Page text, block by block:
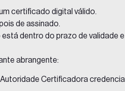
certificado digital válido.
de assinado.
dentro do prazo de validade e
abrangente:
Certificadora